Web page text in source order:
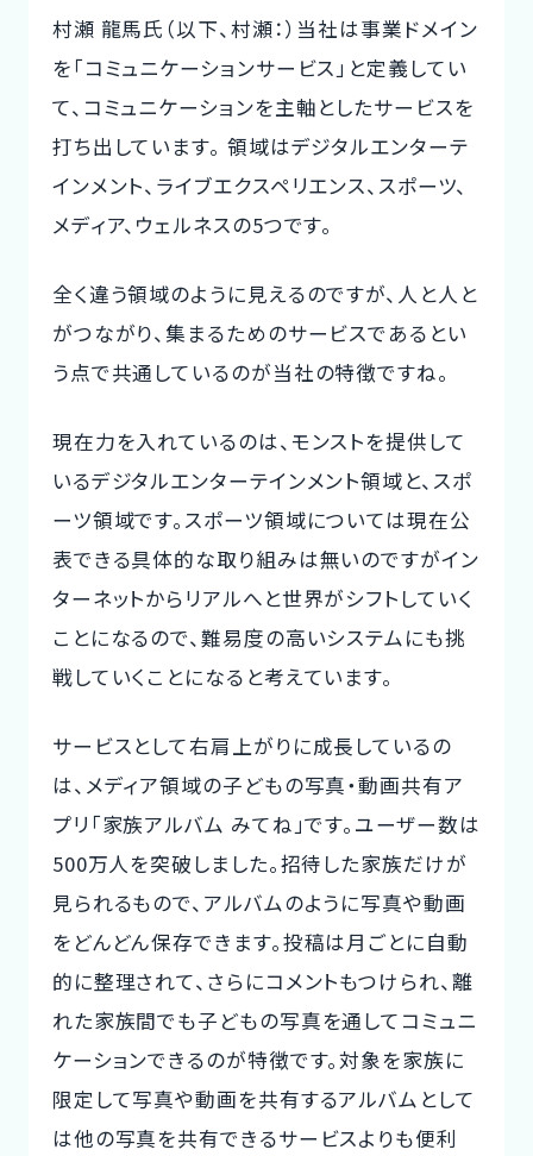
村瀬 龍馬氏（以下、村瀬：）当社は事業ドメイン
を「コミュニケーションサービス」と定義してい
て、コミュニケーションを主軸としたサービスを
打ち出しています。 領域はデジタルエンターテ
インメント、ライブエクスペリエンス、スポーツ、
メディア、ウェルネスの5つです。
全く違う領域のように見えるのですが、人と人と
がつながり、集まるためのサービスであるとい
う点で共通しているのが当社の特徴ですね。
現在力を入れているのは、モンストを提供して
いるデジタルエンターテインメント領域と、スポ
ーツ領域です。スポーツ領域については現在公
表できる具体的な取り組みは無いのですがイン
ターネットからリアルへと世界がシフトしていく
ことになるので、難易度の高いシステムにも挑
戦していくことになると考えています。
サービスとして右肩上がりに成長しているの
は、メディア領域の子どもの写真・動画共有ア
プリ「家族アルバム みてね」です。ユーザー数は
500万人を突破しました。招待した家族だけが
見られるもので、アルバムのように写真や動画
をどんどん保存できます。投稿は月ごとに自動
的に整理されて、さらにコメントもつけられ、離
れた家族間でも子どもの写真を通してコミュニ
ケーションできるのが特徴です。対象を家族に
限定して写真や動画を共有するアルバムとして
は他の写真を共有できるサービスよりも便利